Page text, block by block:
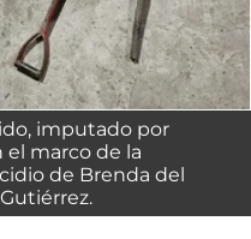
imputado por
marco de la
de Brenda del